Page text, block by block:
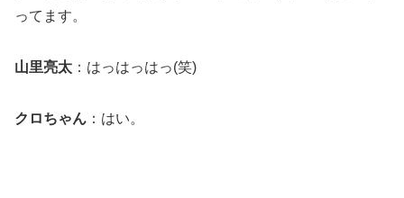
ってます。
山里亮太 ：はっはっはっ(笑)
クロちゃん ：はい。